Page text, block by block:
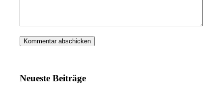
Neueste Beiträge